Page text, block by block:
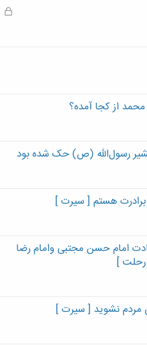
دق
از کجا آمده؟
رسول‌الله (ص) حک شده بود
هستم [ سیرت ]
امام حسن مجتبی وامام رضا
رحلت ]
مردم نشويد [ سیرت ]